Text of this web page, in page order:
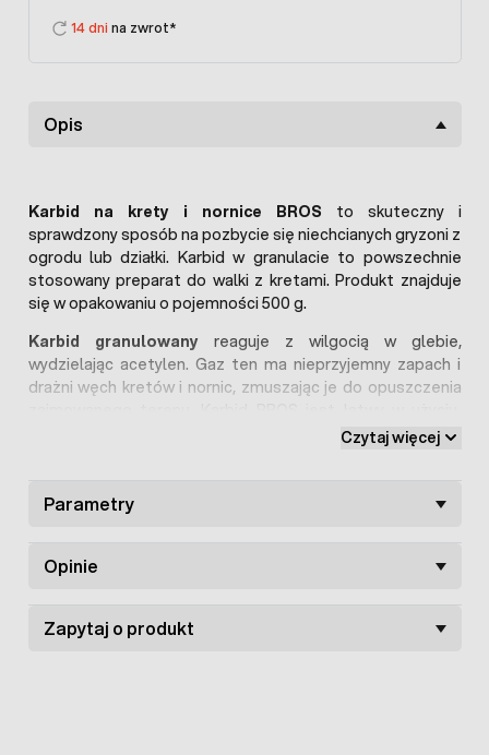
14 dni na zwrot*
Opis
Karbid na krety i nornice BROS to skuteczny i
sprawdzony sposób na pozbycie się niechcianych gryzoni z
ogrodu lub działki. Karbid w granulacie to powszechnie
stosowany preparat do walki z kretami. Produkt znajduje
się w opakowaniu o pojemności 500 g.
Karbid granulowany reaguje z wilgocią w glebie,
wydzielając acetylen. Gaz ten ma nieprzyjemny zapach i
drażni węch kretów i nornic, zmuszając je do opuszczenia
wystarczy umieścić kilka bryłek w aktywnych korytarzach i
Efekty stosowania karbidu
lub działki
poprawa estetyki i porządku terenu
Czytaj więcej
Parametry
Opinie
Zapytaj o produkt